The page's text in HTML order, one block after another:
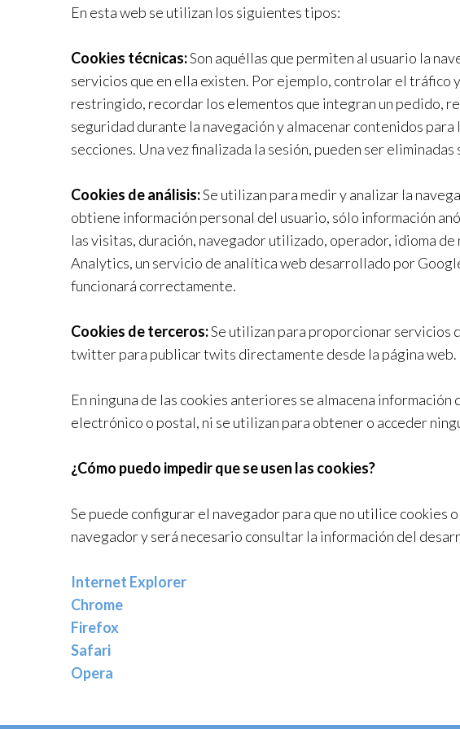
En esta web se utilizan los siguientes tipos:
Cookies técnicas:Son aquéllas que permiten al usuario la
servicios que en ella existen. Por ejemplo, controlar el tráfico
restringido, recordar los elementos que integran un pedido,
seguridad durante la navegación y almacenar contenidos
secciones. Una vez finalizada la sesión, pueden ser eliminadas
Cookies de análisis:Se utilizan para medir y analizar la
obtiene información personal del usuario, sólo información
las visitas, duración, navegador utilizado, operador, idioma
Analytics, un servicio de analítica web desarrollado por
funcionará correctamente.
Cookies de terceros:Se utilizan para proporcionar servicios
twitter para publicar twits directamente desde la página web.
En ninguna de las cookies anteriores se almacena
electrónico o postal, ni se utilizan para obtener o acceder
¿Cómo puedo impedir que se usen las cookies?
Se puede configurar el navegador para que no utilice cookies
navegador y será necesario consultar la información del
Internet Explorer
Chrome
Firefox
Safari
Opera